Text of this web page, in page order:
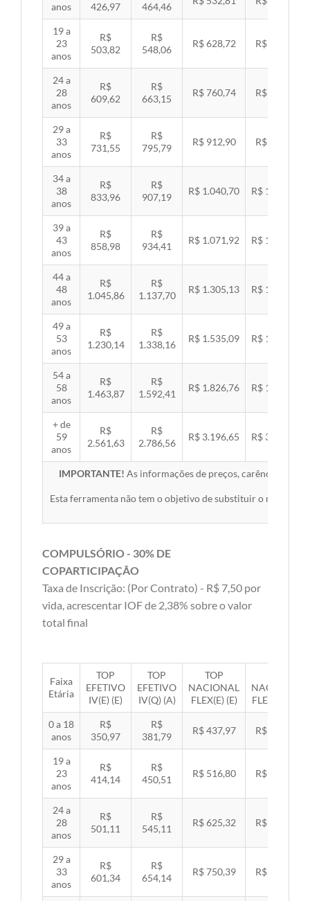
anos 426,97 464,46
19 a
23
anos
R$
503,82
R$
548,06
R$ 628,72 R$ 647,89
24 a
28
anos
R$
609,62
R$
663,15
R$ 760,74 R$ 783,94
29 a
33
anos
R$
731,55
R$
795,79
R$ 912,90 R$ 940,74
34 a
38
anos
R$
833,96
R$
907,19
R$ 1.040,70 R$ 1.072,43
39 a
43
anos
R$
858,98
R$
934,41
R$ 1.071,92 R$ 1.104,60
44 a
48
anos
R$
1.045,86
R$
1.137,70
R$ 1.305,13 R$ 1.344,92
49 a
53
anos
R$
1.230,14
R$
1.338,16
R$ 1.535,09 R$ 1.581,89
54 a
58
anos
R$
1.463,87
R$
1.592,41
R$ 1.826,76 R$ 1.882,45
+ de
59
anos
R$
2.561,63
R$
2.786,56
R$ 3.196,65 R$ 3.294,10
IMPORTANTE! As informações de preços, carências,
Esta ferramenta não tem o objetivo de substituir o material
COMPULSÓRIO - 30% DE
COPARTICIPAÇÃO
Taxa de Inscrição: (Por Contrato) - R$ 7,50 por
vida, acrescentar IOF de 2,38% sobre o valor
total final
Faixa
Etária
TOP
EFETIVO
IV(E) (E)
TOP
EFETIVO
IV(Q) (A)
TOP
NACIONAL
FLEX(E) (E)
NACIONAL
FLEX(Q) (A)
0 a 18
anos
R$
350,97
R$
381,79
R$ 437,97 R$ 451,33
19 a
23
anos
R$
414,14
R$
450,51
R$ 516,80 R$ 532,57
24 a
28
anos
R$
501,11
R$
545,11
R$ 625,32 R$ 644,40
29 a
33
anos
R$
601,34
R$
654,14
R$ 750,39 R$ 773,29